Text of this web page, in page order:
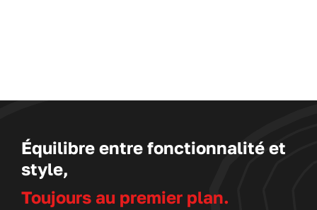
Équilibre entre fonctionnalité et
style,
Toujours au premier plan.